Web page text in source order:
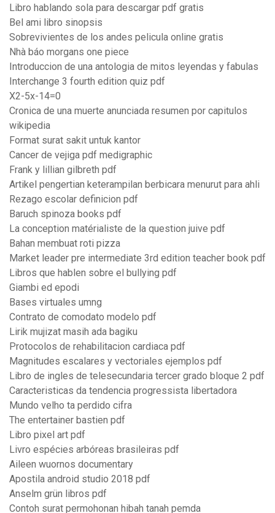
Libro hablando sola para descargar pdf gratis
Bel ami libro sinopsis
Sobrevivientes de los andes pelicula online gratis
Nhà báo morgans one piece
Introduccion de una antologia de mitos leyendas y fabulas
Interchange 3 fourth edition quiz pdf
X2-5x-14=0
Cronica de una muerte anunciada resumen por capitulos
wikipedia
Format surat sakit untuk kantor
Cancer de vejiga pdf medigraphic
Frank y lillian gilbreth pdf
Artikel pengertian keterampilan berbicara menurut para ahli
Rezago escolar definicion pdf
Baruch spinoza books pdf
La conception matérialiste de la question juive pdf
Bahan membuat roti pizza
Market leader pre intermediate 3rd edition teacher book pdf
Libros que hablen sobre el bullying pdf
Giambi ed epodi
Bases virtuales umng
Contrato de comodato modelo pdf
Lirik mujizat masih ada bagiku
Protocolos de rehabilitacion cardiaca pdf
Magnitudes escalares y vectoriales ejemplos pdf
Libro de ingles de telesecundaria tercer grado bloque 2 pdf
Caracteristicas da tendencia progressista libertadora
Mundo velho ta perdido cifra
The entertainer bastien pdf
Libro pixel art pdf
Livro espécies arbóreas brasileiras pdf
Aileen wuornos documentary
Apostila android studio 2018 pdf
Anselm grün libros pdf
Contoh surat permohonan hibah tanah pemda